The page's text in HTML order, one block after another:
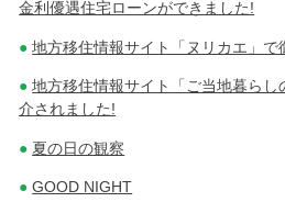
金利優遇住宅ローンができました!
地方移住情報サイト「ヌリカエ」
地方移住情報サイト「ご当地暮ら
介されました!
夏の日の観察
GOOD NIGHT